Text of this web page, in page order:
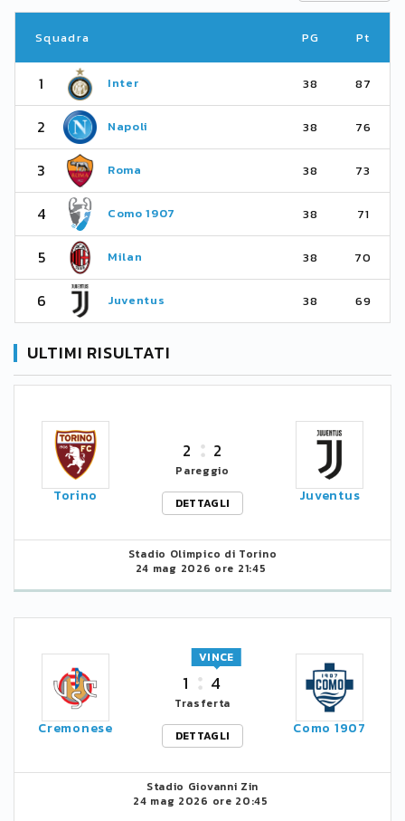
Squadra PG Pt
1 Inter 38 87
2 Napoli 38 76
3 Roma 38 73
4 Como 1907 38 71
5 Milan 38 70
6 Juventus 38 69
ULTIMI RISULTATI
Torino
2 2
Pareggio
DETTAGLI
Juventus
Stadio Olimpico di Torino
24 mag 2026 ore 21:45
Cremonese
1 4
VINCE
Trasferta
DETTAGLI
Como 1907
Stadio Giovanni Zin
24 mag 2026 ore 20:45